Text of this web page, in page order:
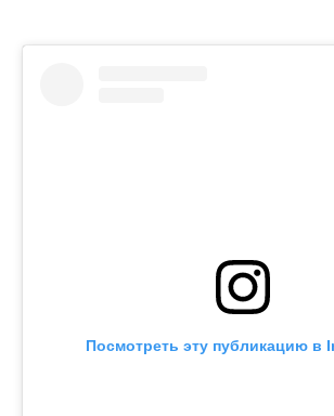
Посмотреть эту публикацию в